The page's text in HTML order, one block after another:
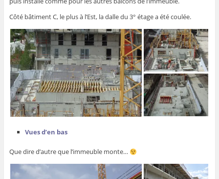
Côté bâtiment C, le plus à l’Est, la dalle du 3° étage a été coulée.
Vues d’en bas
Que dire d’autre que l’immeuble monte…